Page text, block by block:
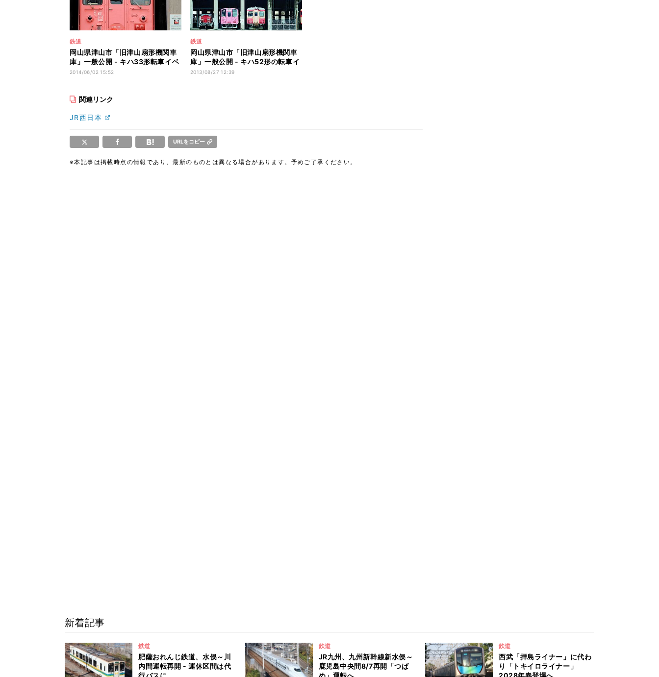
鉄道
岡山県津山市「旧津山扇形機関車
庫」一般公開 - キハ33形転車イベ
ント実施
2014/06/02 15:52
鉄道
岡山県津山市「旧津山扇形機関車
庫」一般公開 - キハ52形の転車イ
ベントも
2013/08/27 12:39
関連リンク
JR西日本
URLをコピー
※本記事は掲載時点の情報であり、最新のものとは異なる場合があります。予めご了承ください。
新着記事
鉄道
肥薩おれんじ鉄道、水俣～川
内間運転再開 - 運休区間は代
行バスに
鉄道
JR九州、九州新幹線新水俣～
鹿児島中央間8/7再開「つば
め」運転へ
鉄道
西武「拝島ライナー」に代わ
り「トキイロライナー」
2028年春登場へ